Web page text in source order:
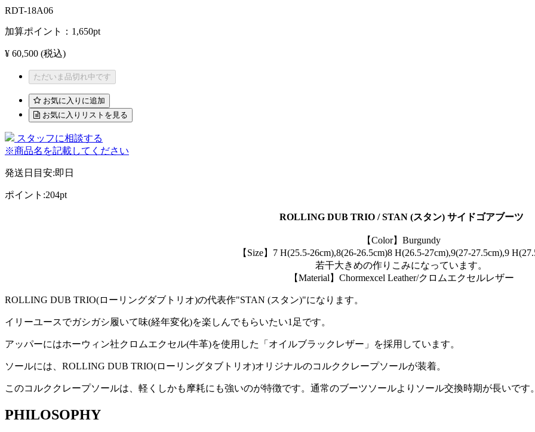
RDT-18A06
加算ポイント： 1,650pt
¥ 60,500 (税込)
ただいま品切れ中です
お気に入りに追加
お気に入りリストを見る
スタッフに相談する
※商品名を記載してください
発送日目安:即日
ポイント :204pt
ROLLING DUB TRIO / STAN (スタン) サイドゴアブーツ
【Color】Burgundy
【Size】7 H(25.5-26cm),8(26-26.5cm)8 H(26.5-27cm),9(27-27.5cm),9
若干大きめの作りこみになっています。
【Material】Chormexcel Leather/クロムエクセルレザー
ROLLING DUB TRIO(ローリングダブトリオ)の代表作"STAN (スタン)"になります。
イリーユースでガシガシ履いて味(経年変化)を楽しんでもらいたい1足です。
アッパーにはホーウィン社クロムエクセル(牛革)を使用した「オイルブラックレザー」を採用しています。
ソールには、ROLLING DUB TRIO(ローリングタブトリオ)オリジナルのコルククレープソールが装着。
このコルククレープソールは、軽くしかも摩耗にも強いのが特徴です。通常のブーツソールよりソール交換時期が長いです。
PHILOSOPHY